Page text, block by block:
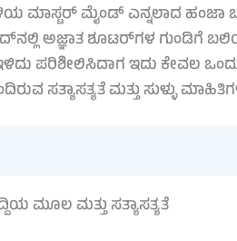
ಮಾಸ್ಟರ್ ಮೈಂಡ್ ಎನ್ನಲಾದ
ಅಜ್ಞಾತ ಶೂಟರ್‌ಗಳ ಗುಂಡಿಗೆ
ಪರಿಶೀಲಿಸಿದಾಗ ಇದು ಕೇವಲ ಒಂದು
ಸತ್ಯಾಸತ್ಯತೆ ಮತ್ತು ಸುಳ್ಳು
ಮೂಲ ಮತ್ತು ಸತ್ಯಾಸತ್ಯತೆ